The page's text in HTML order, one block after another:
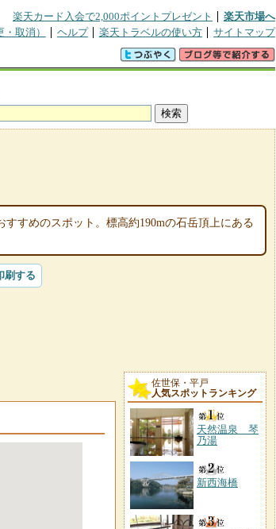
楽天カード入会で2,000ポイントプレゼント
楽天市場へ
取消） ヘルプ 楽天トラベルの使い方 サイトマップ
すめのスポット。標高約190mの石岳頂上にある
刷する
佐世保・平戸
人気スポットランキング
天然温泉 琴
乃湯
新西海橋